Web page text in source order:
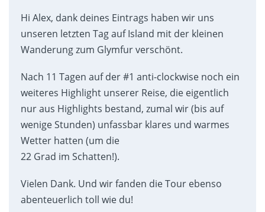
Hi Alex, dank deines Eintrags haben wir uns
unseren letzten Tag auf Island mit der kleinen
Wanderung zum Glymfur verschönt.
Nach 11 Tagen auf der #1 anti-clockwise noch ein
weiteres Highlight unserer Reise, die eigentlich
nur aus Highlights bestand, zumal wir (bis auf
wenige Stunden) unfassbar klares und warmes
Wetter hatten (um die
22 Grad im Schatten!).
Vielen Dank. Und wir fanden die Tour ebenso
abenteuerlich toll wie du!